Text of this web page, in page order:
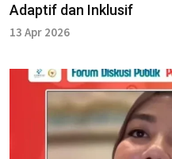
Adaptif dan Inklusif
13 Apr 2026